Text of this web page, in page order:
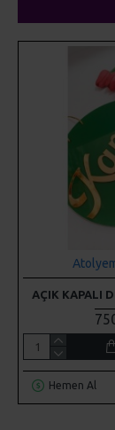
AÇIK KAPALI
Hemen Al